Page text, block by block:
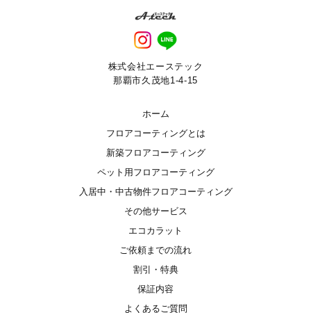
株式会社エーステック
那覇市久茂地1-4-15
ホーム
フロアコーティングとは
新築フロアコーティング
ペット用フロアコーティング
入居中・中古物件フロアコーティング
その他サービス
エコカラット
ご依頼までの流れ
割引・特典
保証内容
よくあるご質問